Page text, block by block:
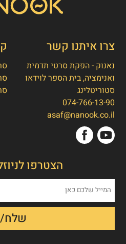
צרו איתנו קשר
נאנוק - הפקת סרטי תדמית
ואנימציה, בית הספר לוידאו
סטוריטלינג
074-766-13-90
asaf@nanook.co.il
הצטרפו
לאתר שלנו!
איך אפשר לעזור
1. הפקת סרט תדמית/אנימציה
2. הטוסטר